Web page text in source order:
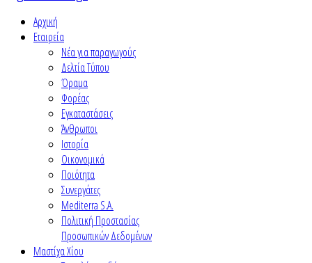
Αρχική
Εταιρεία
Νέα για παραγωγούς
Δελτία Τύπου
Όραμα
Φορέας
Εγκαταστάσεις
Άνθρωποι
Ιστορία
Οικονομικά
Ποιότητα
Συνεργάτες
Mediterra S.A.
Πολιτική Προστασίας
Προσωπικών Δεδομένων
Μαστίχα Χίου